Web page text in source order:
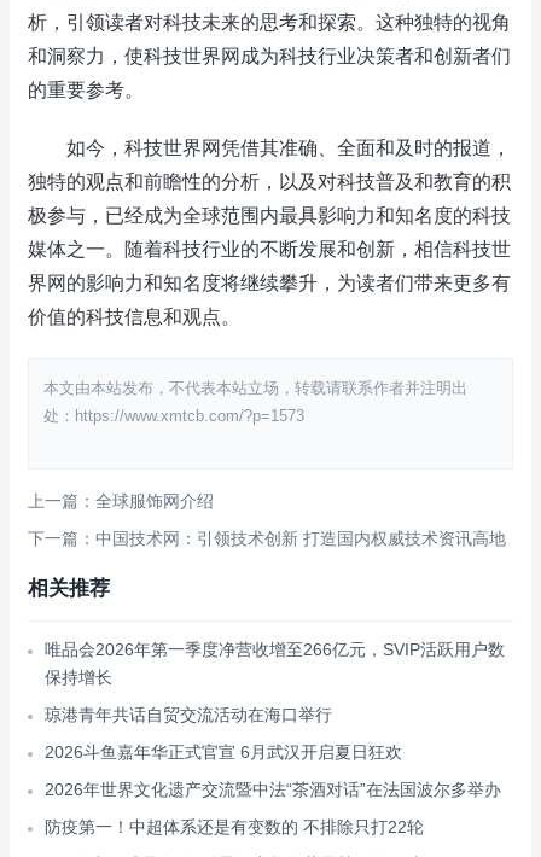
析，引领读者对科技未来的思考和探索。这种独特的视角
和洞察力，使科技世界网成为科技行业决策者和创新者们
的重要参考。
如今，科技世界网凭借其准确、全面和及时的报道，
独特的观点和前瞻性的分析，以及对科技普及和教育的积
极参与，已经成为全球范围内最具影响力和知名度的科技
媒体之一。随着科技行业的不断发展和创新，相信科技世
界网的影响力和知名度将继续攀升，为读者们带来更多有
价值的科技信息和观点。
本文由本站发布，不代表本站立场，转载请联系作者并注明出
处：https://www.xmtcb.com/?p=1573
上一篇：全球服饰网介绍
下一篇：中国技术网：引领技术创新 打造国内权威技术资讯高地
相关推荐
唯品会2026年第一季度净营收增至266亿元，SVIP活跃用户数
保持增长
琼港青年共话自贸交流活动在海口举行
2026斗鱼嘉年华正式官宣 6月武汉开启夏日狂欢
2026年世界文化遗产交流暨中法“茶酒对话”在法国波尔多举办
防疫第一！中超体系还是有变数的 不排除只打22轮